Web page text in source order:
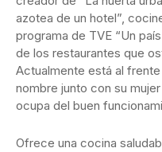
azotea de un hotel”,
programa de TVE “Un
de los restaurantes que
Actualmente está al
nombre junto con su
ocupa del buen
Ofrece una cocina